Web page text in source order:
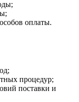
оплаты.
процедур;
поставки и